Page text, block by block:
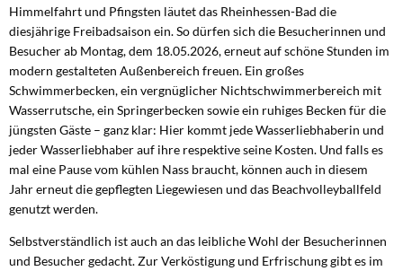
Himmelfahrt und Pfingsten läutet das Rheinhessen-Bad die
diesjährige Freibadsaison ein. So dürfen sich die Besucherinnen und
Besucher ab Montag, dem 18.05.2026, erneut auf schöne Stunden im
modern gestalteten Außenbereich freuen. Ein großes
Schwimmerbecken, ein vergnüglicher Nichtschwimmerbereich mit
Wasserrutsche, ein Springerbecken sowie ein ruhiges Becken für die
jüngsten Gäste – ganz klar: Hier kommt jede Wasserliebhaberin und
jeder Wasserliebhaber auf ihre respektive seine Kosten. Und falls es
mal eine Pause vom kühlen Nass braucht, können auch in diesem
Jahr erneut die gepflegten Liegewiesen und das Beachvolleyballfeld
genutzt werden.
Selbstverständlich ist auch an das leibliche Wohl der Besucherinnen
und Besucher gedacht. Zur Verköstigung und Erfrischung gibt es im